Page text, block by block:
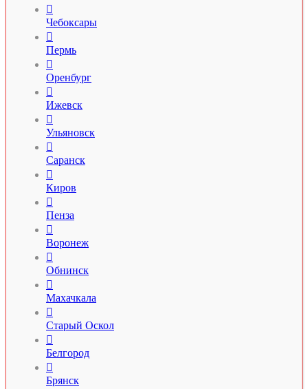

Чебоксары

Пермь

Оренбург

Ижевск

Ульяновск

Саранск

Киров

Пенза

Воронеж

Обнинск

Махачкала

Старый Оскол

Белгород

Брянск